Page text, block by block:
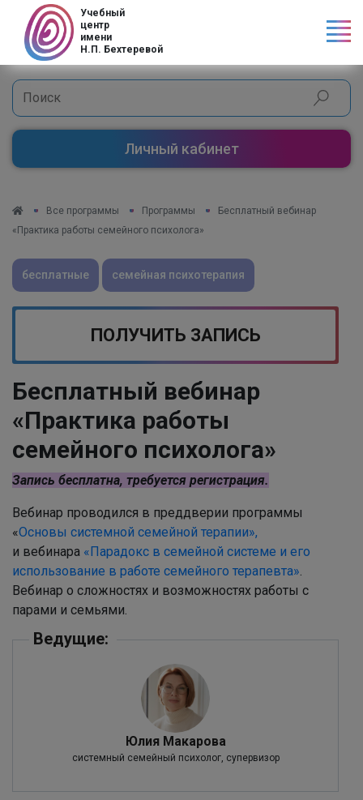
Учебный
центр
имени
Н.П. Бехтеревой
Личный кабинет
Все программы Программы
Бесплатный вебинар
«Практика работы семейного психолога»
бесплатные семейная психотерапия
ПОЛУЧИТЬ ЗАПИСЬ
Бесплатный вебинар
«Практика работы
семейного психолога»
Запись бесплатна, требуется регистрация.
Вебинар проводился в преддверии программы
«Основы системной семейной терапии»,
и вебинара «Парадокс в семейной системе и его
использование в работе семейного терапевта».
Вебинар о сложностях и возможностях работы с
парами и семьями.
Ведущие:
Юлия Макарова
системный семейный психолог, супервизор
Код страны